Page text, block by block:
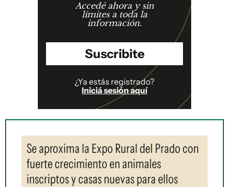
Accedé ahora y sin
límites a toda la
información.
Suscribite
¿Ya estás registrado?
Iniciá sesión aquí
Se aproxima la Expo Rural del Prado con
fuerte crecimiento en animales
inscriptos y casas nuevas para ellos